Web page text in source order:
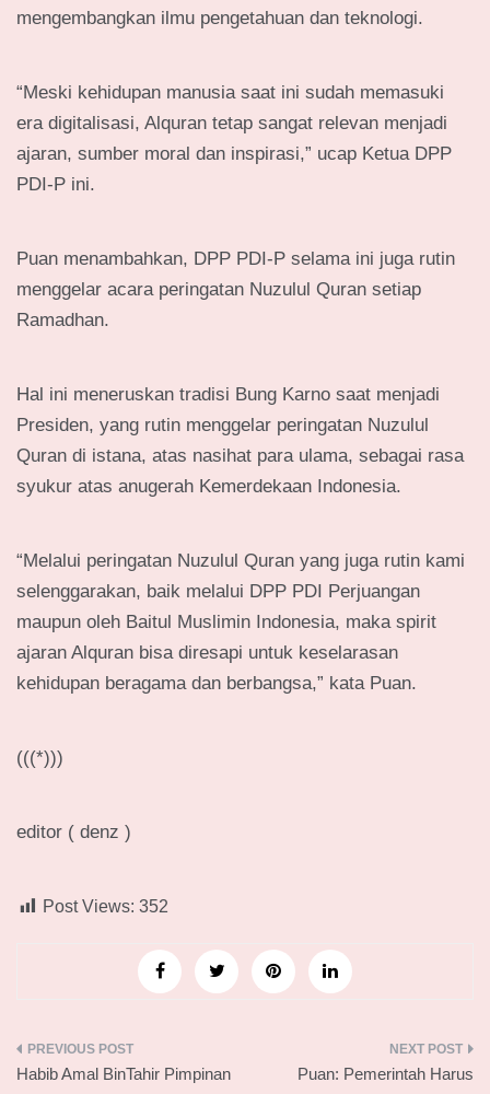
mengembangkan ilmu pengetahuan dan teknologi.
“Meski kehidupan manusia saat ini sudah memasuki
era digitalisasi, Alquran tetap sangat relevan menjadi
ajaran, sumber moral dan inspirasi,” ucap Ketua DPP
PDI-P ini.
Puan menambahkan, DPP PDI-P selama ini juga rutin
menggelar acara peringatan Nuzulul Quran setiap
Ramadhan.
Hal ini meneruskan tradisi Bung Karno saat menjadi
Presiden, yang rutin menggelar peringatan Nuzulul
Quran di istana, atas nasihat para ulama, sebagai rasa
syukur atas anugerah Kemerdekaan Indonesia.
“Melalui peringatan Nuzulul Quran yang juga rutin kami
selenggarakan, baik melalui DPP PDI Perjuangan
maupun oleh Baitul Muslimin Indonesia, maka spirit
ajaran Alquran bisa diresapi untuk keselarasan
kehidupan beragama dan berbangsa,” kata Puan.
(((*)))
editor ( denz )
Post Views: 352
Navigasi
Habib Amal BinTahir Pimpinan
Puan: Pemerintah Harus